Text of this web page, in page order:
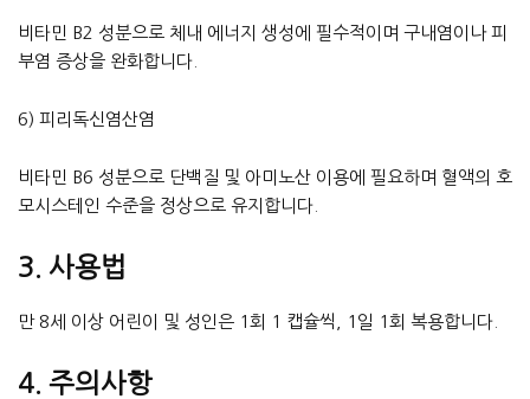
비타민 B2 성분으로 체내 에너지 생성에 필수적이며 구내염이나 피
부염 증상을 완화합니다.
6) 피리독신염산염
비타민 B6 성분으로 단백질 및 아미노산 이용에 필요하며 혈액의 호
모시스테인 수준을 정상으로 유지합니다.
3. 사용법
만 8세 이상 어린이 및 성인은 1회 1 캡슐씩, 1일 1회 복용합니다.
4. 주의사항